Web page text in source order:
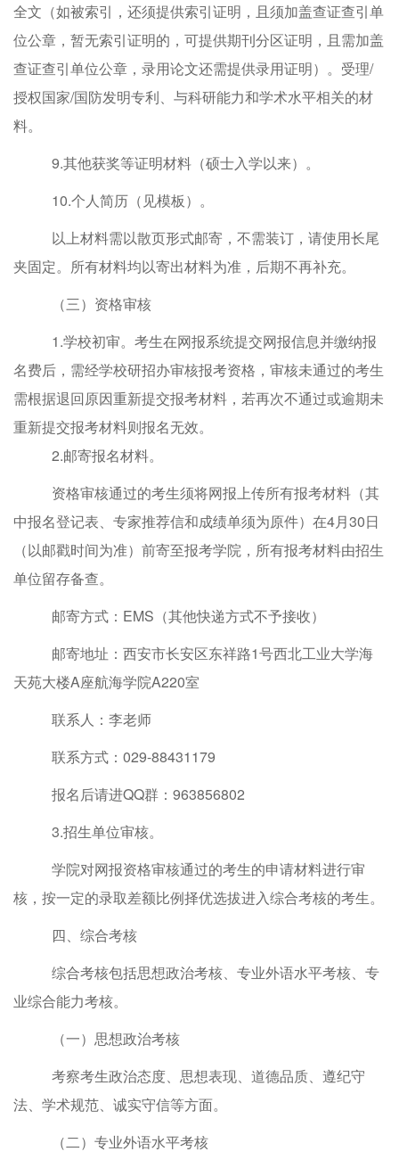
全文（如被索引，还须提供索引证明，且须加盖查证查引单
位公章，暂无索引证明的，可提供期刊分区证明，且需加盖
查证查引单位公章，录用论文还需提供录用证明）。受理/
授权国家/国防发明专利、与科研能力和学术水平相关的材
料。
9.其他获奖等证明材料（硕士入学以来）。
10.个人简历（见模板）。
以上材料需以散页形式邮寄，不需装订，请使用长尾
夹固定。 所有材料均以寄出材料为准，后期不再补充。
（三） 资格审核
1.学校初审。 考生在网报系统提交网报信息并缴纳报
名费后， 需经学校研招办审核报考资格 ，审核未通过的考生
需根据退回原因重新提交报考材料 ， 若再次不通过或逾期未
重新提交报考材料则报名无效。
2.邮寄报名材料。
资格审核通过的考生须将网报上传所有报考材料 （其
中报名登记表、专家推荐信和成绩单须为原件）在4月30日
（以邮戳时间为准）前寄至报考学院，所有报考材料由招生
单位留存备查。
邮寄方式： EMS（其他快递方式不予接收）
邮寄地址：西安市长安区东祥路1号西北工业大学海
天苑大楼A座航海学院A220室
联系人：李老师
联系方式： 029-88431179
报名后请进QQ群：963856802
3.招生单位审核。
学院对网报资格审核通过的考生的申请材料进行审
核，按一定的录取差额比例择优选拔进入综合考核的考生。
四、综合考核
综合考核包括思想政治考核、专业外语水平考核、专
业综合能力考核。
（一）思想政治考核
考察考生政治态度、思想表现、道德品质、遵纪守
法、学术规范、诚实守信等方面。
（二）专业外语水平考核